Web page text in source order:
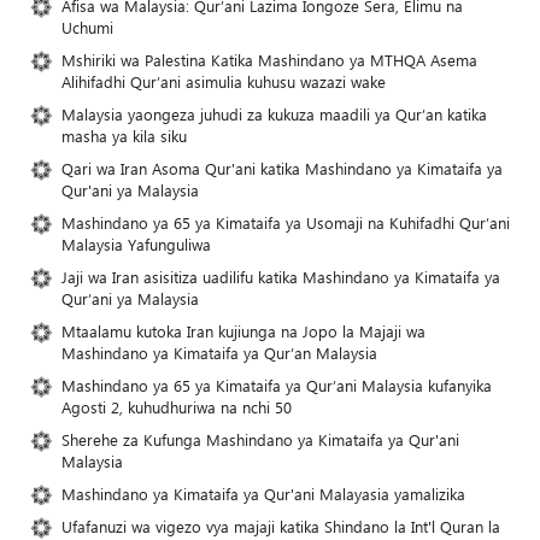
Afisa wa Malaysia: Qur’ani Lazima Iongoze Sera, Elimu na
Uchumi
Mshiriki wa Palestina Katika Mashindano ya MTHQA Asema
Alihifadhi Qur’ani asimulia kuhusu wazazi wake
Malaysia yaongeza juhudi za kukuza maadili ya Qur’an katika
masha ya kila siku
Qari wa Iran Asoma Qur'ani katika Mashindano ya Kimataifa ya
Qur'ani ya Malaysia
Mashindano ya 65 ya Kimataifa ya Usomaji na Kuhifadhi Qur’ani
Malaysia Yafunguliwa
Jaji wa Iran asisitiza uadilifu katika Mashindano ya Kimataifa ya
Qur’ani ya Malaysia
Mtaalamu kutoka Iran kujiunga na Jopo la Majaji wa
Mashindano ya Kimataifa ya Qur’an Malaysia
Mashindano ya 65 ya Kimataifa ya Qur’ani Malaysia kufanyika
Agosti 2, kuhudhuriwa na nchi 50
Sherehe za Kufunga Mashindano ya Kimataifa ya Qur'ani
Malaysia
Mashindano ya Kimataifa ya Qur'ani Malayasia yamalizika
Ufafanuzi wa vigezo vya majaji katika Shindano la Int'l Quran la